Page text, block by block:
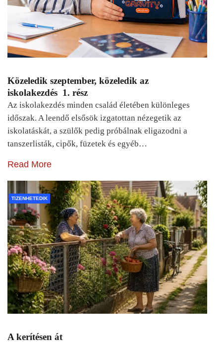
Közeledik szeptember, közeledik az
iskolakezdés 1. rész
Az iskolakezdés minden család életében különleges
időszak. A leendő elsősök izgatottan nézegetik az
iskolatáskát, a szülők pedig próbálnak eligazodni a
tanszerlisták, cipők, füzetek és egyéb…
Read More
TIZENHETEDIK
A kerítésen át